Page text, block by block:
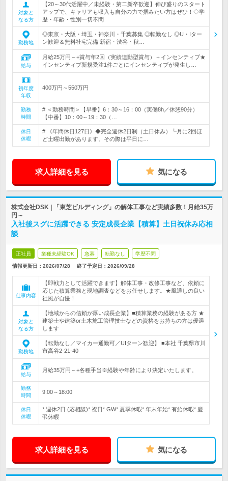
対象と
なる方
【20～30代活躍中／未経験・第二新卒歓迎】伸び盛りのスタート
アップで、キャリアも収入も自分の力で掴みたい方はぜひ！◇学
歴・年齢・性別一切不問
勤務地
◎東京・大阪・埼玉・神奈川・千葉募集 ◎転勤なし ◎U・Iター
ン歓迎＆無料社宅完備 新宿・渋谷・秋…
給与
月給25万円～+賞与年2回（実績連動型賞与）＋インセンティブ★
インセンティブ新規受注1件ごとにインセンティブが発生し…
初年度
年収
400万円～550万円
勤務
時間
# ＜勤務時間＞【早番】6：30～16：00（実働8h／休憩90分）
【中番】10：00～19：30（…
休日
休暇
# 《年間休日127日》◆完全週休2日制（土日休み）┗月に2回ほ
ど土曜出勤があります。その際は平日に…
求人詳細を見る 気になる
株式会社DSK | 「東芝ビルディング」の解体工事など実績多数！月給35万
円～
入社後スグに活躍できる 安定成長企業【積算】土日祝休み応相
談
正社員 業種未経験OK 急募 転勤なし 学歴不問
情報更新日：2026/07/28 終了予定日： 2026/09/28
仕事内容
【即戦力として活躍できます】解体工事・改修工事など、依頼に
応じた積算業務と現地調査などをお任せします。★風通しの良い
社風が自慢！
対象と
なる方
【地域からの信頼が厚い成長企業】■積算業務の経験がある方 ★
建築士や建築or土木施工管理技士などの資格をお持ちの方は優遇
します
勤務地
【転勤なし／マイカー通勤可／UIターン歓迎】 ■本社 千葉県市川
市高谷2-21-40
給与
月給35万円～+各種手当※経験や年齢により決定いたします。
勤務
時間
9:00～18:00
休日
休暇
* 週休2日 (応相談)* 祝日* GW* 夏季休暇* 年末年始* 有給休暇* 慶
弔休暇
求人詳細を見る 気になる